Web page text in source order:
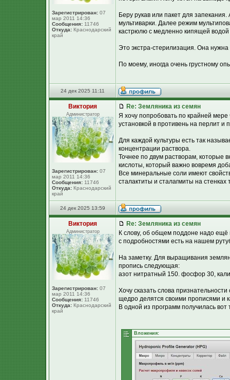
Зарегистрирован: 07
мар 2011 14:36
Сообщения: 11746
Откуда: Краснодарский
край
Беру рукав или пакет для
мультиварки. Далее режим
кастрюлю с медленно кипящей водой
Это экстра-стерилизация. Она
По моему, иногда очень грустному
24 дек 2025 11:11
Виктория
Администратор
Зарегистрирован: 07
мар 2011 14:36
Сообщения: 11746
Откуда: Краснодарский
край
Re: Земляника из семян
Я хочу попробовать по крайней мере
установкой в противень на перлит
Для каждой культуры есть так
концентрации раствора.
Точнее по двум растворам, которые
кислоты, который важно вовремя
Все минеральные соли имеют
сталактиты и сталагмиты на стенках
24 дек 2025 13:59
Виктория
Администратор
Зарегистрирован: 07
мар 2011 14:36
Сообщения: 11746
Откуда: Краснодарский
край
Re: Земляника из семян
К слову, об общем поддоне надо ещё
с подробностями есть на нашем
На заметку. Для выращивания
пропись следующая:
азот нитратный 150. фосфор 30,
Хочу сказать слова
щедро делятся своими прописями и
В одной из программ получилась вот
Вложения: